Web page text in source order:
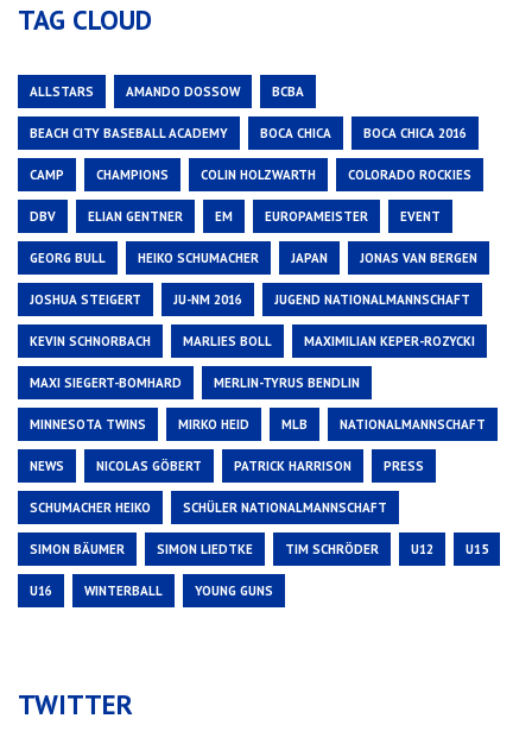
TAG CLOUD
ALLSTARS AMANDO DOSSOW BCBA
BEACH CITY BASEBALL ACADEMY BOCA CHICA BOCA CHICA 2016
CAMP CHAMPIONS COLIN HOLZWARTH COLORADO ROCKIES
DBV ELIAN GENTNER EM EUROPAMEISTER EVENT
GEORG BULL HEIKO SCHUMACHER JAPAN JONAS VAN BERGEN
JOSHUA STEIGERT JU-NM 2016 JUGEND NATIONALMANNSCHAFT
KEVIN SCHNORBACH MARLIES BOLL MAXIMILIAN KEPER-ROZYCKI
MAXI SIEGERT-BOMHARD MERLIN-TYRUS BENDLIN
MINNESOTA TWINS MIRKO HEID MLB NATIONALMANNSCHAFT
NEWS NICOLAS GÖBERT PATRICK HARRISON PRESS
SCHUMACHER HEIKO SCHÜLER NATIONALMANNSCHAFT
SIMON BÄUMER SIMON LIEDTKE TIM SCHRÖDER U12 U15
U16 WINTERBALL YOUNG GUNS
TWITTER